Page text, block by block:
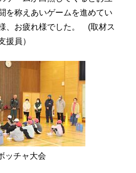
を称えあいゲームを進めてい
、お疲れ様でした。 (取材ス
援員）
ッチャ大会